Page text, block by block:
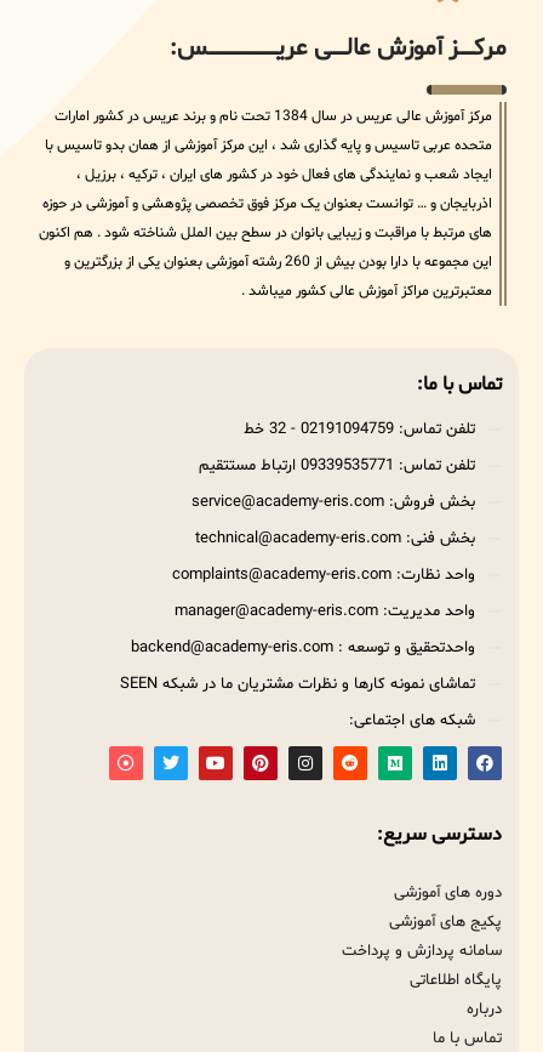
مرکــــــز آموزش عالــــــی عریــــــــــــــــــــــــــــس:
مرکز آموزش عالی عریس در سال 1384 تحت نام و برند عریس در کشور امارات
متحده عربی تاسیس و پایه گذاری شد ، این مرکز آموزشی از همان بدو تاسیس با
ایجاد شعب و نمایندگی های فعال خود در کشور های ایران ، ترکیه ، برزیل ،
اذربایجان و … توانست بعنوان یک مرکز فوق تخصصی پژوهشی و آموزشی در حوزه
های مرتبط با مراقبت و زیبایی بانوان در سطح بین الملل شناخته شود . هم اکنون
این مجموعه با دارا بودن بیش از 260 رشته آموزشی بعنوان یکی از بزرگترین و
معتبرترین مراکز آموزش عالی کشور میباشد .
تماس با ما:
تلفن تماس: 02191094759 - 32 خط
تلفن تماس: 09339535771 ارتباط مستتقیم
بخش فروش: service@academy-eris.com
بخش فنی: technical@academy-eris.com
واحد نظارت: complaints@academy-eris.com
واحد مدیریت: manager@academy-eris.com
واحدتحقیق و توسعه : backend@academy-eris.com
تماشای نمونه کارها و نظرات مشتریان ما در شبکه SEEN
شبکه های اجتماعی:
دسترسی سریع:
دوره های آموزشی
پکیج های آموزشی
سامانه پردازش و پرداخت
پایگاه اطلاعاتی
درباره
تماس با ما